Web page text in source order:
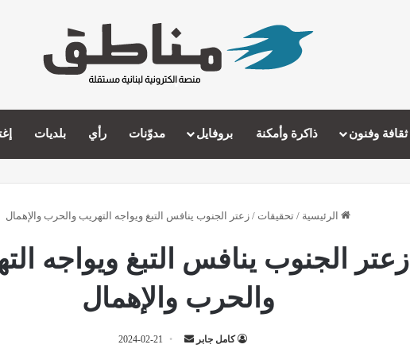
ثقافة وفنون ذاكرة وأمكنة بروفايل مدوّنات رأي بلديات
الرئيسية / تحقيقات / زعتر الجنوب ينافس التبغ ويواجه التهريب والحرب والإهمال
زعتر الجنوب ينافس التبغ ويواجه
والحرب والإهمال
كامل جابر
أرسل 2024-02-21